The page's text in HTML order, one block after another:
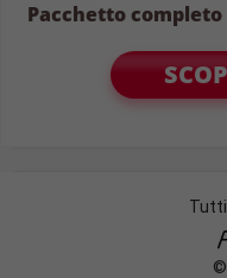
Pacchetto
©